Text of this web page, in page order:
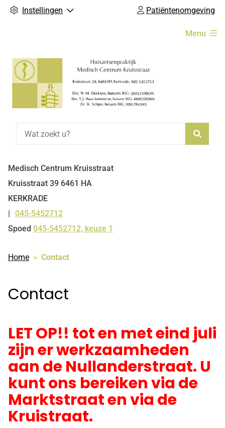
Instellingen Patiëntenomgeving
Menu
Medisch Centrum Kruisstraat
Kruisstraat 39 6461 HA
KERKRADE
Tel:
045-5452712
Spoed 045-5452712, keuze 1
Home Contact
Contact
LET OP!! tot en met eind juli
zijn er werkzaamheden
aan de Nullanderstraat. U
kunt ons bereiken via de
Marktstraat en via de
Kruistraat.